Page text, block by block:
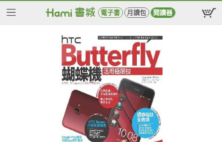
電子書 月讀包 閱讀器